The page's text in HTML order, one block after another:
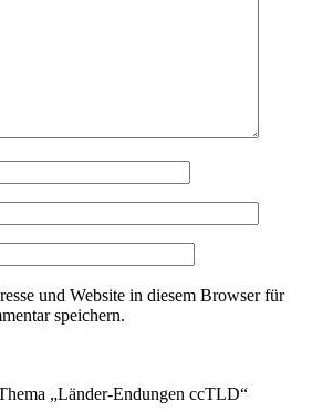
und Website in diesem Browser für
speichern.
„Länder-Endungen ccTLD“